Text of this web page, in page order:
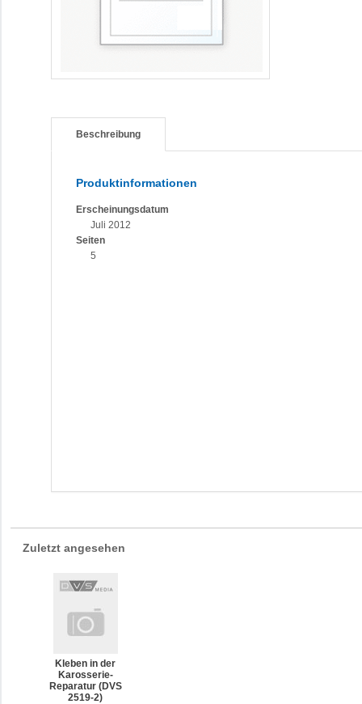
Beschreibung
Produktinformationen
Erscheinungsdatum
Juli 2012
Seiten
5
Zuletzt angesehen
Kleben in der
Karosserie-
Reparatur (DVS
2519-2)